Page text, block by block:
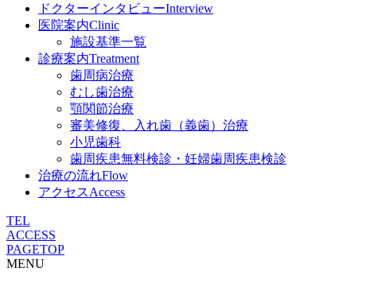
ドクターインタビューInterview
医院案内Clinic
施設基準一覧
診療案内Treatment
歯周病治療
むし歯治療
顎関節治療
審美修復、入れ歯（義歯）治療
小児歯科
歯周疾患無料検診・妊婦歯周疾患検診
治療の流れFlow
アクセスAccess
TEL
ACCESS
PAGETOP
MENU